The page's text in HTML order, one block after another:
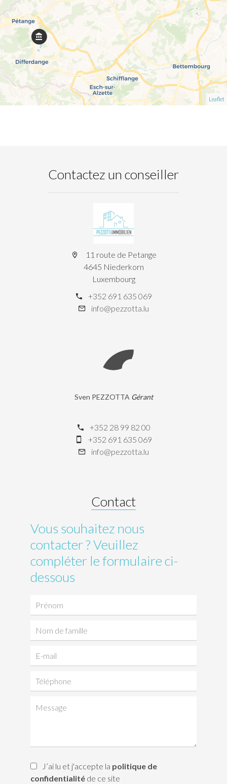
Leaflet
Contactez un conseiller
11 route de Petange
4645 Niederkorn
Luxembourg
+352 691 635 069
info@pezzotta.lu
Sven PEZZOTTA Gérant
+352 28 99 82 00
+352 691 635 069
info@pezzotta.lu
Vous souhaitez nous
contacter ? Veuillez
compléter le formulaire ci-
dessous
Contact
J’ai lu et j'accepte la politique de
confidentialité de ce site